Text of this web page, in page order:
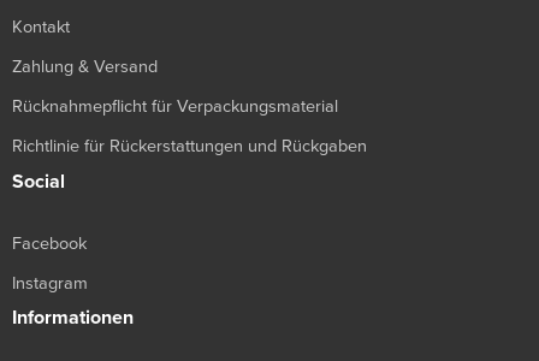
Kontakt
Zahlung & Versand
Rücknahmepflicht für Verpackungsmaterial
Richtlinie für Rückerstattungen und Rückgaben
Social
Facebook
Instagram
Informationen